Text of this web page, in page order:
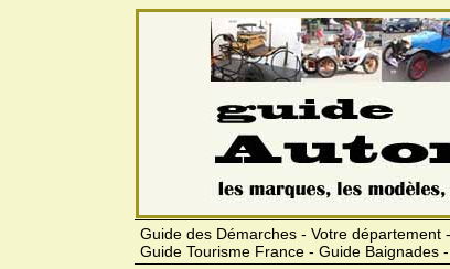
Guide des Démarches - Votre
Guide Tourisme France - Guide Baignades